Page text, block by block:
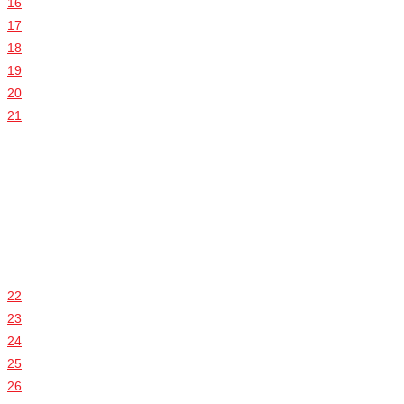
17
18
19
20
21
22
23
24
25
26